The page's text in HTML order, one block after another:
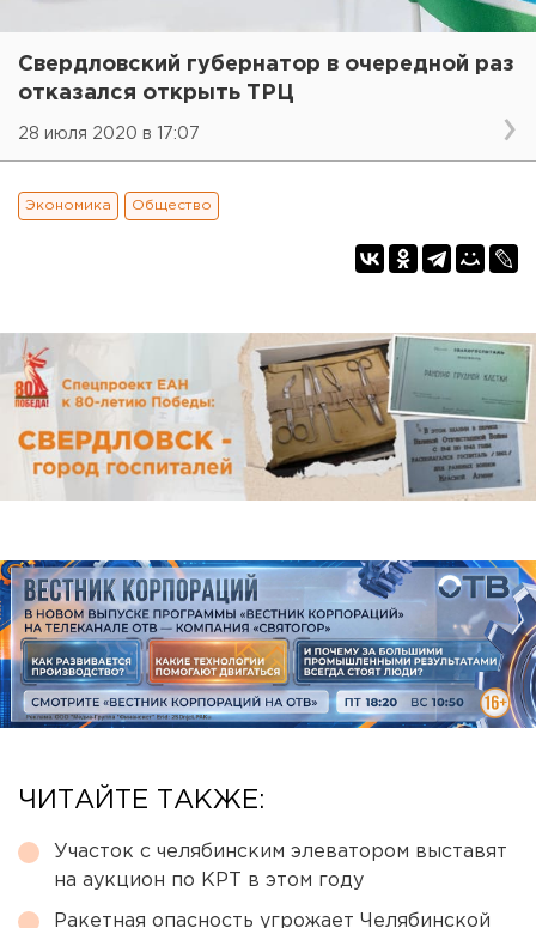
Свердловский губернатор в очередной раз
отказался открыть ТРЦ
28 июля 2020 в 17:07
Экономика Общество
ЧИТАЙТЕ ТАКЖЕ:
Участок с челябинским элеватором выставят
на аукцион по КРТ в этом году
Ракетная опасность угрожает Челябинской